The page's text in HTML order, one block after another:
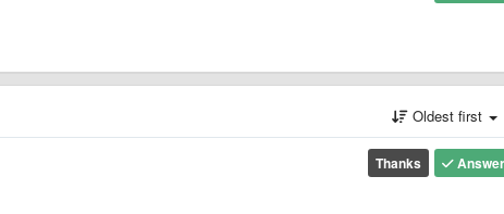
Oldest first
Answer
Thanks